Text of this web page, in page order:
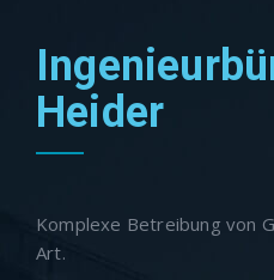
Heider
Komplexe Betreibung von
Art.